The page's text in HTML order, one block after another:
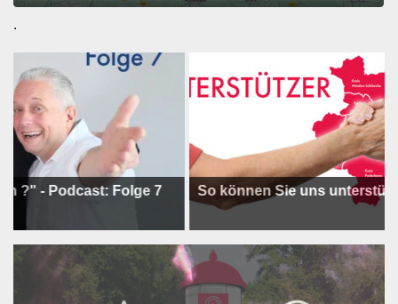
.
Podcast: Folge 7 So können Sie uns unterstützen !